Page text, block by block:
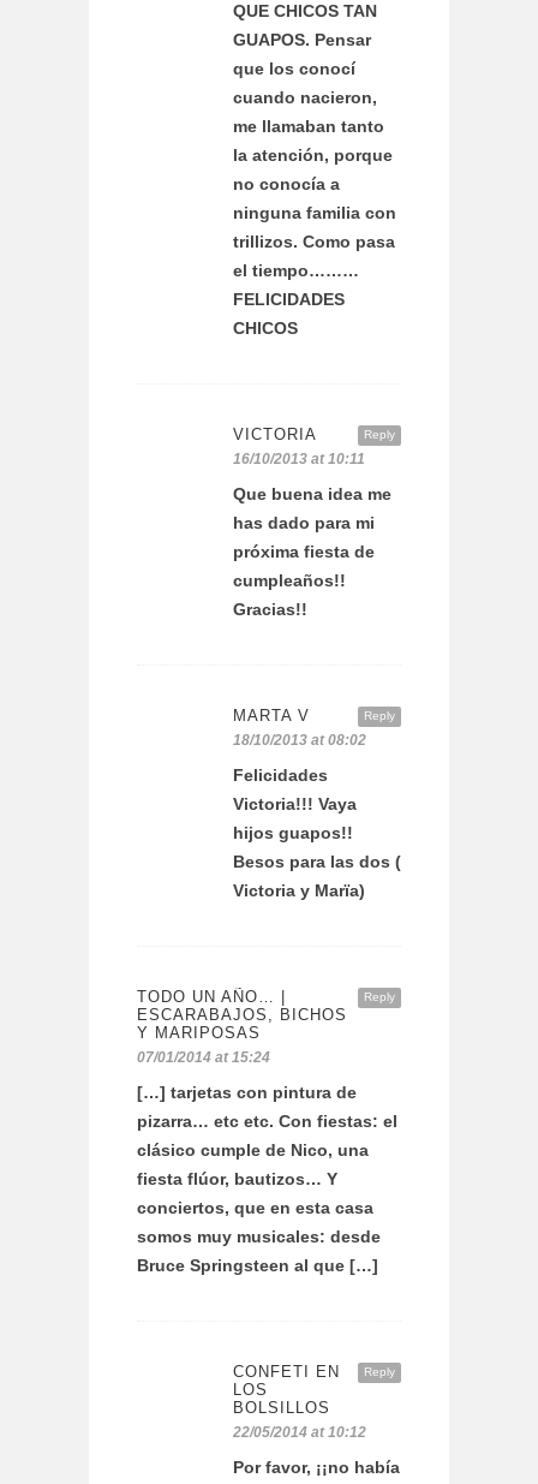
QUE CHICOS TAN
GUAPOS. Pensar
que los conocí
cuando nacieron,
me llamaban tanto
la atención, porque
no conocía a
ninguna familia con
trillizos. Como pasa
el tiempo………
FELICIDADES
CHICOS
Reply
VICTORIA
16/10/2013 at 10:11
Que buena idea me
has dado para mi
próxima fiesta de
cumpleaños!!
Gracias!!
Reply
MARTA V
18/10/2013 at 08:02
Felicidades
Victoria!!! Vaya
hijos guapos!!
Besos para las dos (
Victoria y Marïa)
Reply
TODO UN AÑO… |
ESCARABAJOS, BICHOS
Y MARIPOSAS
07/01/2014 at 15:24
[…] tarjetas con pintura de
pizarra… etc etc. Con fiestas: el
clásico cumple de Nico, una
fiesta flúor, bautizos… Y
conciertos, que en esta casa
somos muy musicales: desde
Bruce Springsteen al que […]
Reply
CONFETI EN
LOS
BOLSILLOS
22/05/2014 at 10:12
Por favor, ¡¡no había